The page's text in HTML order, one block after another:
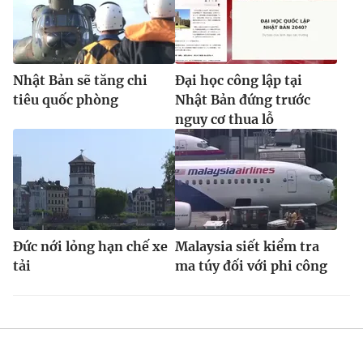
Nhật Bản sẽ tăng chi
tiêu quốc phòng
Đại học công lập tại
Nhật Bản đứng trước
nguy cơ thua lỗ
Đức nới lỏng hạn chế xe
tải
Malaysia siết kiểm tra
ma túy đối với phi công